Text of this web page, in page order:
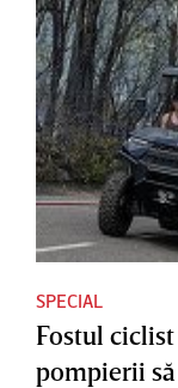
SPECIAL
Fostul
pompierii